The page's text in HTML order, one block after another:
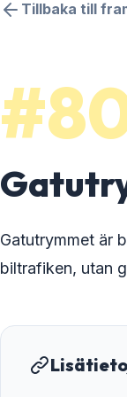
Tillbaka till
Gatutrymmet är
biltrafiken, utan